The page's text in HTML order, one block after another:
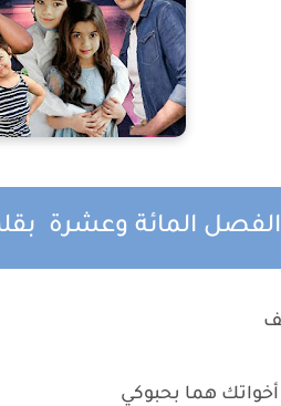
المائة وعشرة
هما بحبوكي